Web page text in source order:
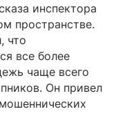
инспектора
пространстве.
что
все более
чаще всего
Он привел